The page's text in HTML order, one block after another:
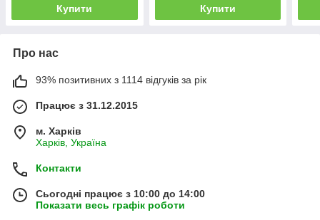
Купити Купити
Про нас
93% позитивних з 1114 відгуків за рік
Працює з 31.12.2015
м. Харків
Харків, Україна
Контакти
Сьогодні працює з 10:00 до 14:00
Показати весь графік роботи